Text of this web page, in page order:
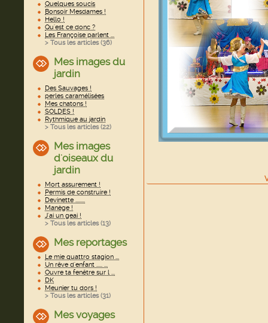
Quelques soucis
Bonsoir Mesdames !
Hello !
Qu'est ce donc ?
Les Françoise parlent ...
> Tous les articles (36)
Mes images du
jardin
Des Sauvages !
perles caramélisées
Mes chatons !
SOLDES !
Rythmique au jardin
> Tous les articles (22)
Mes images
d'oiseaux du
jardin
Mort assurement !
Permis de construire !
Devinette ........
Manège !
J'ai un geai !
> Tous les articles (13)
Mes reportages
Le mie quattro stagion ...
Un rêve d'enfant ..... ...
Ouvre ta fenêtre sur l ...
DK
Meunier tu dors !
> Tous les articles (31)
Mes voyages